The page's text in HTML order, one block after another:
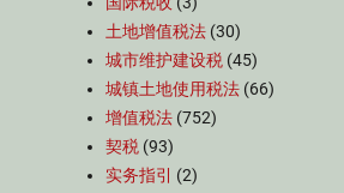
土地增值税法 (30)
城市维护建设税 (45)
城镇土地使用税法 (66)
增值税法 (752)
契税 (93)
实务指引
(2)